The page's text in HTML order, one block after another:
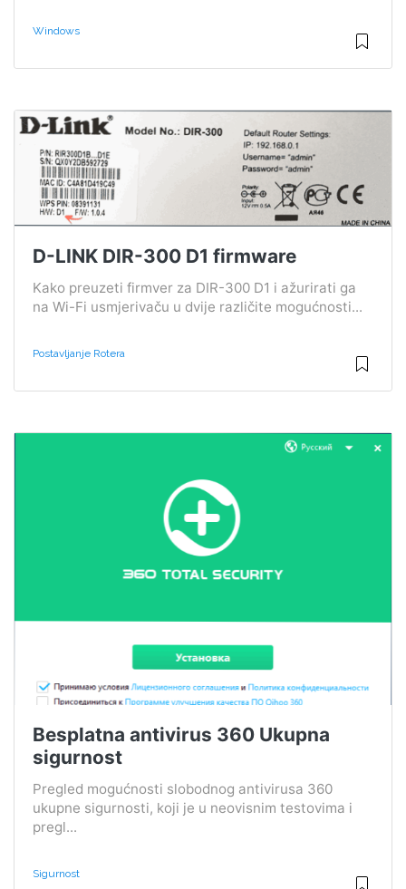
Windows
D-LINK DIR-300 D1 firmware
Kako preuzeti firmver za DIR-300 D1 i ažurirati ga
na Wi-Fi usmjerivaču u dvije različite mogućnosti...
Postavljanje Rotera
Besplatna antivirus 360 Ukupna
sigurnost
Pregled mogućnosti slobodnog antivirusa 360
ukupne sigurnosti, koji je u neovisnim testovima i
pregl...
Sigurnost